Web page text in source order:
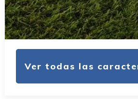
Ver todas las